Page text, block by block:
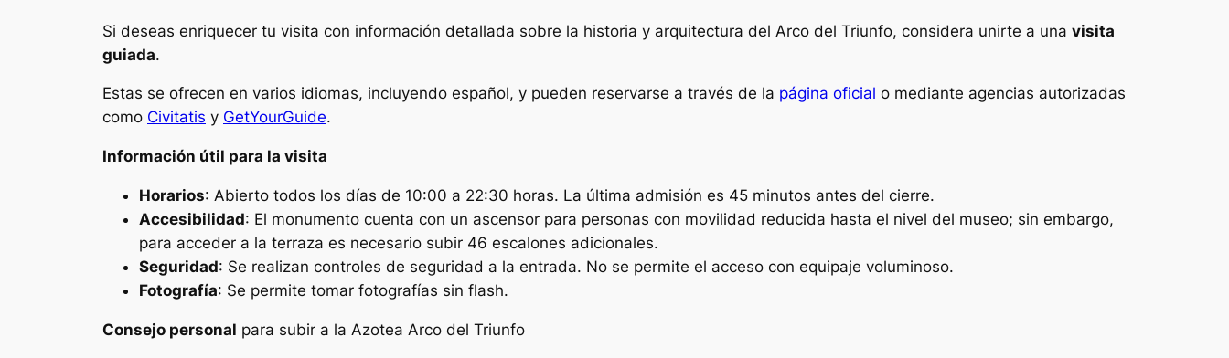
Si deseas enriquecer tu visita con información detallada sobre la historia y arquitectura del Arco del Triunfo, considera unirte a una visita
guiada.
Estas se ofrecen en varios idiomas, incluyendo español, y pueden reservarse a través de la página oficial o mediante agencias autorizadas
como Civitatis y GetYourGuide.
Información útil para la visita
Horarios: Abierto todos los días de 10:00 a 22:30 horas. La última admisión es 45 minutos antes del cierre.
Accesibilidad: El monumento cuenta con un ascensor para personas con movilidad reducida hasta el nivel del museo; sin embargo,
para acceder a la terraza es necesario subir 46 escalones adicionales.
Seguridad: Se realizan controles de seguridad a la entrada. No se permite el acceso con equipaje voluminoso.
Fotografía: Se permite tomar fotografías sin flash.
Consejo personal para subir a la Azotea Arco del Triunfo